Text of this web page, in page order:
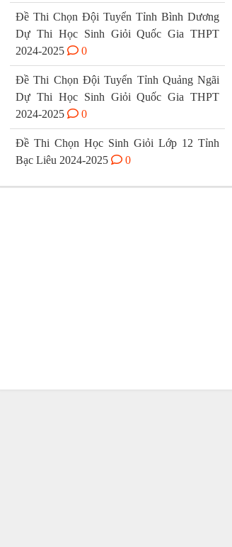
Đề Thi Chọn Đội Tuyển Tỉnh Bình Dương
Dự Thi Học Sinh Giỏi Quốc Gia THPT
2024-2025
0
Đề Thi Chọn Đội Tuyển Tỉnh Quảng Ngãi
Dự Thi Học Sinh Giỏi Quốc Gia THPT
2024-2025
0
Đề Thi Chọn Học Sinh Giỏi Lớp 12 Tỉnh
Bạc Liêu 2024-2025
0